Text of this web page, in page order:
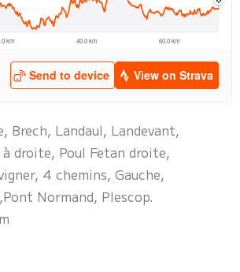
Brech, Landaul, Landevant,
à droite, Poul Fetan droite,
4 chemins, Gauche,
Normand, Plescop.